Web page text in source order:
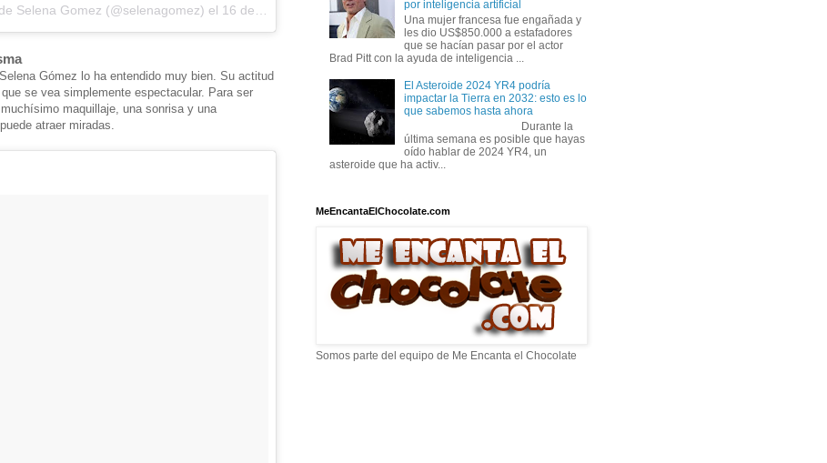
Selena Gomez (@selenagomez) el 16 de Mar de 2017 a la(s) 8:56 PDT
Gómez lo ha entendido muy bien. Su actitud
se vea simplemente espectacular. Para ser
maquillaje, una sonrisa y una
atraer miradas.
por inteligencia artificial
Una mujer francesa fue engañada y
les dio US$850.000 a estafadores
que se hacían pasar por el actor
Brad Pitt con la ayuda de inteligencia ...
El Asteroide 2024 YR4 podría
impactar la Tierra en 2032: esto es lo
que sabemos hasta ahora
Durante la
última semana es posible que hayas
oído hablar de 2024 YR4, un
asteroide que ha activ...
MeEncantaElChocolate.com
Somos parte del equipo de Me Encanta el Chocolate